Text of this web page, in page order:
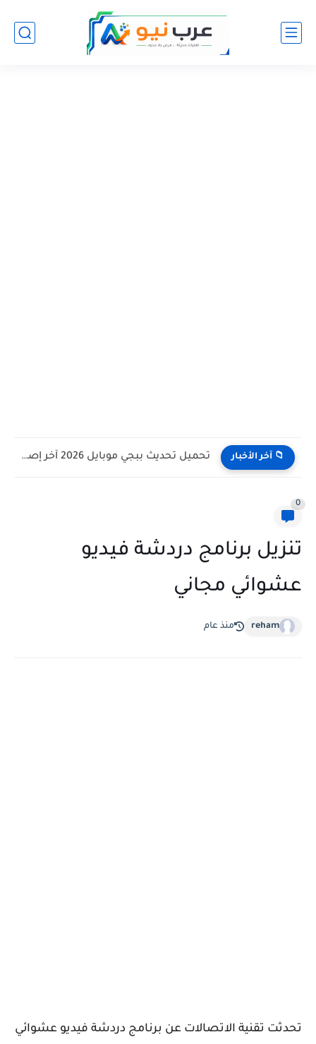
📁 آخر الأخبار تحميل تحديث ببجي موبايل 2026 آخر إصدار للأندرويد والآيفون
0
تنزيل برنامج دردشة فيديو
عشوائي مجاني
reham منذ عام
تحدثت تقنية الاتصالات عن برنامج دردشة فيديو عشوائي